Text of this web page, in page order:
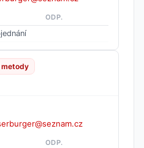
ODP.
ODP.